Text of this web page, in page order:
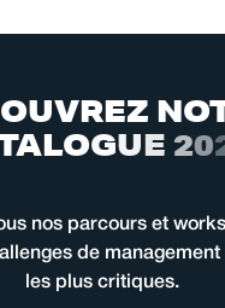
OUVREZ NO
ALOGUE 20
nos parcours et
de
les plus critiques.